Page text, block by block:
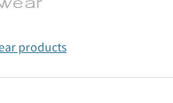
products